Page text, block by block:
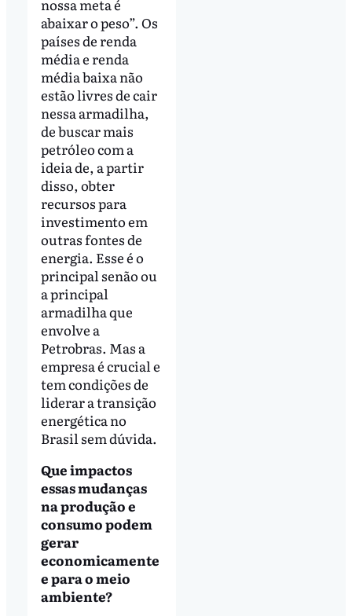
nossa meta é
abaixar o peso”. Os
países de renda
média e renda
média baixa não
estão livres de cair
nessa armadilha,
de buscar mais
petróleo com a
ideia de, a partir
disso, obter
recursos para
investimento em
outras fontes de
energia. Esse é o
principal senão ou
a principal
armadilha que
envolve a
Petrobras. Mas a
empresa é crucial e
tem condições de
liderar a transição
energética no
Brasil sem dúvida.
Que impactos
essas mudanças
na produção e
consumo podem
gerar
economicamente
e para o meio
ambiente?